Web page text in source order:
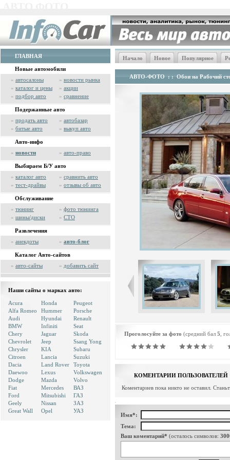
ГЛАВНАЯ
Новые автомобили
» автосалоны » новости рынка
» каталог и цены » акции
» подбор авто » сравнение
Подержанные авто
» продать авто » автобазар
» битые авто » выкуп авто
Авто-инфо
» новости » авто-право
Выбираем Б/У авто
» каталог авто » сравнить авто
» тест-драйвы » отзывы об авто
Обслуживание
» тюнинг » фото тюнинга
» шины/диски » СТО
Развлечения
» анекдоты » авто-блог
Каталог Авто-сайтов
» авто-сайты » добавить сайт
Наши сайты о марках авто:
Acura
Alfa Romeo
Audi
BMW
Chery
Chevrolet
Chrysler
Citroen
Dacia
Daewoo
Dodge
Fiat
Ford
Geely
Great Wall
Honda
Hummer
Hyundai
Infiniti
Jaguar
Jeep
KIA
Lancia
Land Rover
Lexus
Mazda
Mercedes
Mitsubishi
Nissan
Opel
Peugeot
Porsche
Renault
Seat
Skoda
Ssang Yong
Subaru
Suzuki
Toyota
Volkswagen
Volvo
ВАЗ
ГАЗ
ЗАЗ
УАЗ
Начало Новое Популярное
АВТО-ФОТО : : Обои на Рабочий
Проголосуйте за фото (средний бал 5 ,
КОМЕНТАРИИ ПОЛЬЗОВАТЕЛЕЙ
Коментариев пока никто не оставил.
Имя*:
Тема:
Ваш коментарий* (осталось символов: